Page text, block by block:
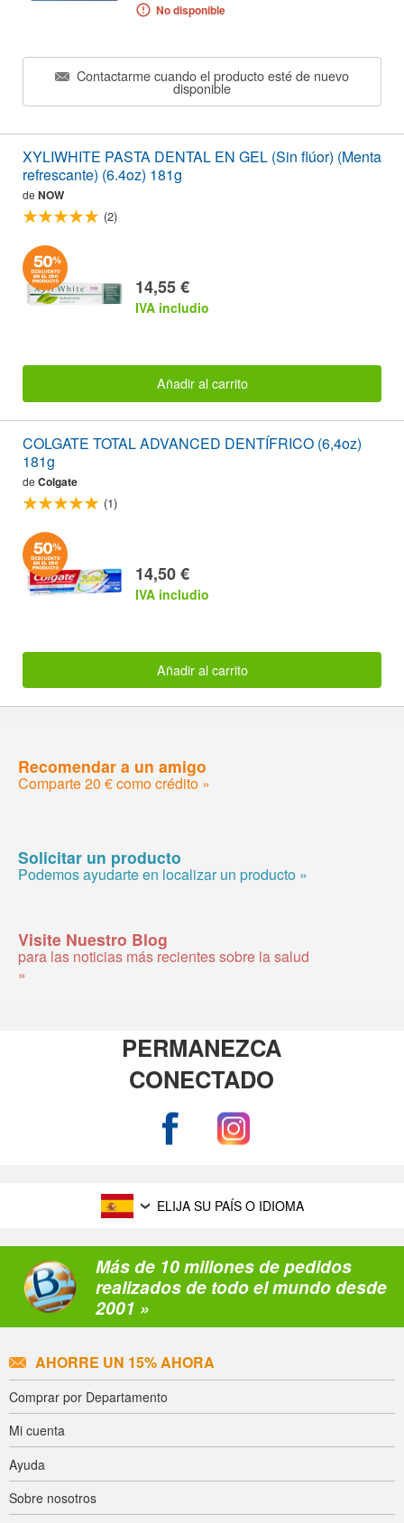
No disponible
Contactarme cuando el producto esté de nuevo
disponible
XYLIWHITE PASTA DENTAL EN GEL (Sin flúor) (Menta
refrescante) (6.4oz) 181g
de NOW
(2)
14,55 €
IVA includio
Añadir al carrito
COLGATE TOTAL ADVANCED DENTÍFRICO (6,4oz)
181g
de Colgate
(1)
14,50 €
IVA includio
Añadir al carrito
Recomendar a un amigo
Comparte 20 € como crédito »
Solicitar un producto
Podemos ayudarte en localizar un producto »
Visite Nuestro Blog
para las noticias más recientes sobre la salud
»
PERMANEZCA
CONECTADO
ELIJA SU PAÍS O IDIOMA
Más de 10 millones de pedidos
realizados de todo el mundo desde
2001 »
AHORRE UN 15% AHORA
Comprar por Departamento
Mi cuenta
Ayuda
Sobre nosotros